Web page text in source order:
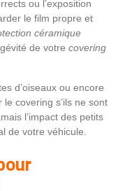
ou l’exposition
le film propre et
céramique
de votre covering
d’oiseaux ou encore
covering s’ils ne sont
l’impact des petits
de votre véhicule.